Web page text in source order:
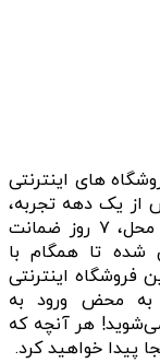
های اینترنتی
از یک دهه تجربه،
با پایبندی به سه اصل کلیدی، پرداخت در محل، ۷ روز ضمانت
شده تا همگام با
فروشگاه اینترنتی
به محض ورود به
هر آنچه که
پیدا خواهید کرد.